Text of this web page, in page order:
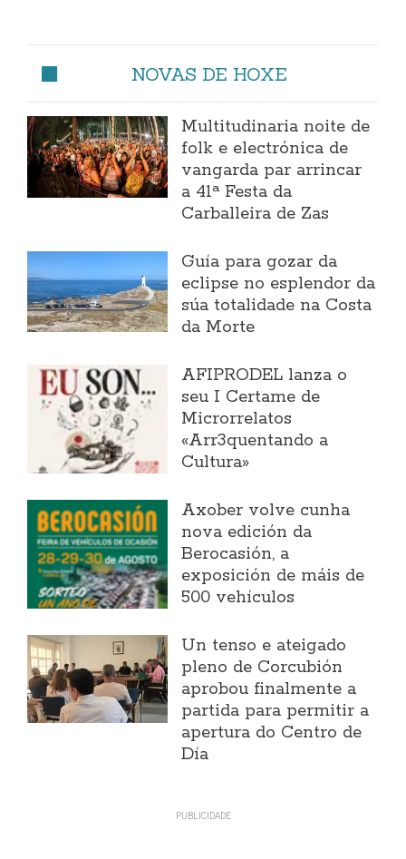
NOVAS DE HOXE
Multitudinaria noite de
folk e electrónica de
vangarda par arrincar
a 41ª Festa da
Carballeira de Zas
Guía para gozar da
eclipse no esplendor da
súa totalidade na Costa
da Morte
AFIPRODEL lanza o
seu I Certame de
Microrrelatos
«Arr3quentando a
Cultura»
Axober volve cunha
nova edición da
Berocasión, a
exposición de máis de
500 vehículos
Un tenso e ateigado
pleno de Corcubión
aprobou finalmente a
partida para permitir a
apertura do Centro de
Día